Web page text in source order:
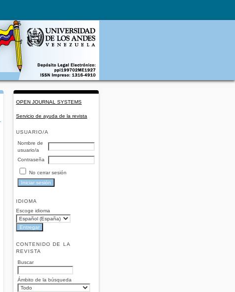
OPEN JOURNAL SYSTEMS
Servicio de ayuda de la revista
USUARIO/A
Nombre de
usuario/a
Contraseña
No cerrar sesión
IDIOMA
Escoge idioma
CONTENIDO DE LA
REVISTA
Buscar
Ámbito de la búsqueda